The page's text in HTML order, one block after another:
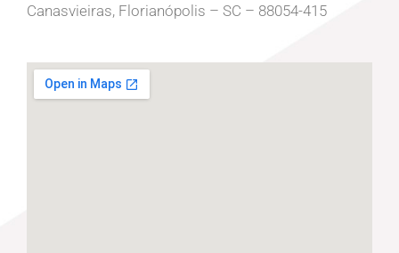
Canasvieiras, Florianópolis – SC – 88054-415